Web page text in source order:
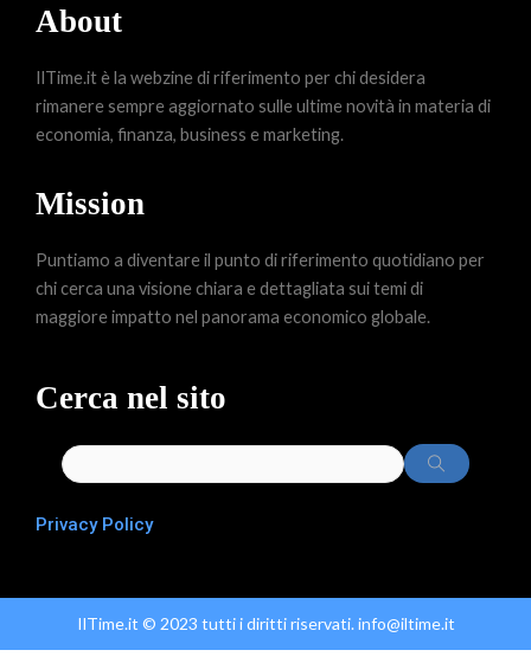
About
IlTime.it è la webzine di riferimento per chi desidera
rimanere sempre aggiornato sulle ultime novità in materia di
economia, finanza, business e marketing.
Mission
Puntiamo a diventare il punto di riferimento quotidiano per
chi cerca una visione chiara e dettagliata sui temi di
maggiore impatto nel panorama economico globale.
Cerca nel sito
Privacy Policy
IlTime.it © 2023 tutti i diritti riservati. info@iltime.it